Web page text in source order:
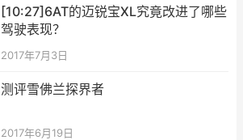
[10:27]6AT的迈锐宝XL究竟改进了哪些
驾驶表现？
2017年7月3日
测评雪佛兰探界者
2017年6月19日